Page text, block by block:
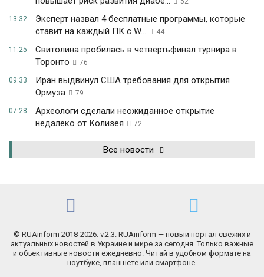
13:32
Эксперт назвал 4 бесплатные программы, которые
ставит на каждый ПК с W...
44
11:25
Свитолина пробилась в четвертьфинал турнира в
Торонто
76
09:33
Иран выдвинул США требования для открытия
Ормуза
79
07:28
Археологи сделали неожиданное открытие
недалеко от Колизея
72
Все новости
© RUAinform 2018-2026. v.2.3. RUAinform — новый портал свежих и
актуальных новостей в Украине и мире за сегодня. Только важные
и объективные новости ежедневно. Читай в удобном формате на
ноутбуке, планшете или смартфоне.